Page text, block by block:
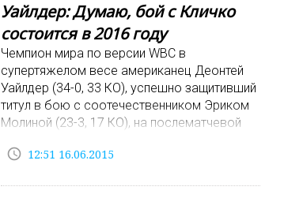
Уайлдер: Думаю, бой с Кличко
состоится в 2016 году
Чемпион мира по версии WBC в
супертяжелом весе американец Деонтей
Уайлдер (34-0, 33 КО), успешно защитивший
титул в бою с соотечественником Эриком
Молиной (23-3, 17 КО), на послематчевой
access_time 12:51 16.06.2015